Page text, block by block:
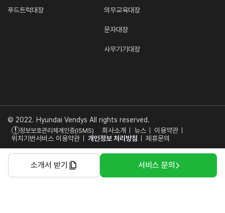
푸드트럭대장 의무교육대장
문자대장
사무기기대장
© 2022. Hyundai Vendys All rights reserved.
! 정보보호관리체계인증(ISMS) 회사소개 뉴스
이용약관
위치기반서비스 이용약관
개인정보 처리방침 제휴문의
소개서 받기 서비스 문의